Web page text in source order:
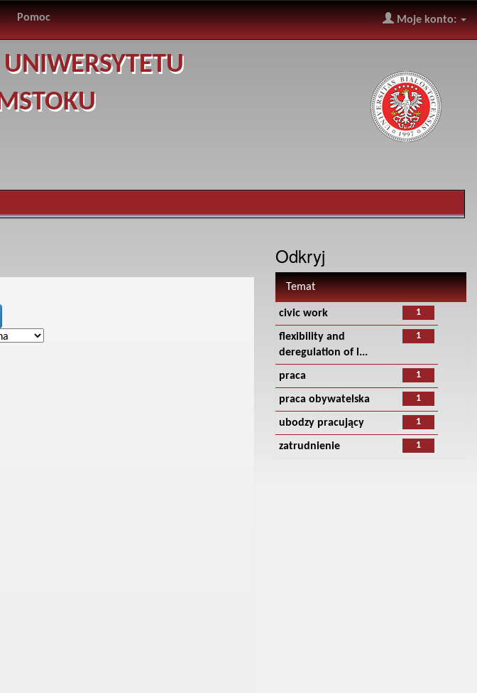
Pomoc Moje konto:
Odkryj
Temat
1
civic work
1
flexibility and
deregulation of l...
1
praca
1
praca obywatelska
1
ubodzy pracujący
1
zatrudnienie